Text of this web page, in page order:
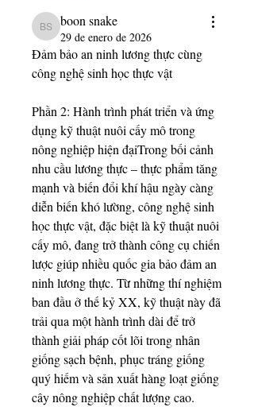
boon snake
boon snake
29 de enero de 2026
Đảm bảo an ninh lương thực cùng
công nghệ sinh học thực vật
Phần 2: Hành trình phát triển và ứng
dụng kỹ thuật nuôi cấy mô trong
nông nghiệp hiện đạiTrong bối cảnh
nhu cầu lương thực – thực phẩm tăng
mạnh và biến đổi khí hậu ngày càng
diễn biến khó lường, công nghệ sinh
học thực vật, đặc biệt là kỹ thuật nuôi
cấy mô, đang trở thành công cụ chiến
lược giúp nhiều quốc gia bảo đảm an
ninh lương thực. Từ những thí nghiệm
ban đầu ở thế kỷ XX, kỹ thuật này đã
trải qua một hành trình dài để trở
thành giải pháp cốt lõi trong nhân
giống sạch bệnh, phục tráng giống
quý hiếm và sản xuất hàng loạt giống
cây nông nghiệp chất lượng cao.